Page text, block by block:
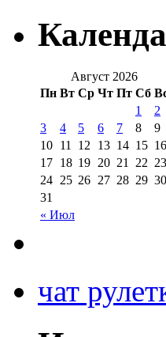
Август 2026
Пн Вт Ср Чт Пт Сб
« Июл
1
2
3
4 5 6 7 8
9
10 11 12 13 14 15 16
17 18 19 20 21 22 23
24 25 26 27 28 29 30
31
чат